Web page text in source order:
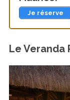
Je réserve
Le Veranda